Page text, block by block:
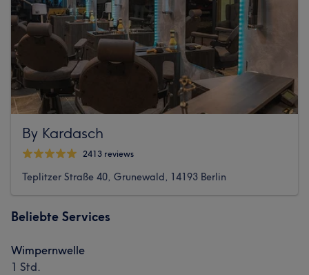
By Kardasch
2413 reviews
Teplitzer Straße 40, Grunewald, 14193 Berlin
Beliebte Services
Wimpernwelle
1 Std.